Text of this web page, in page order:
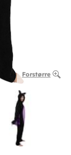
Forstørre